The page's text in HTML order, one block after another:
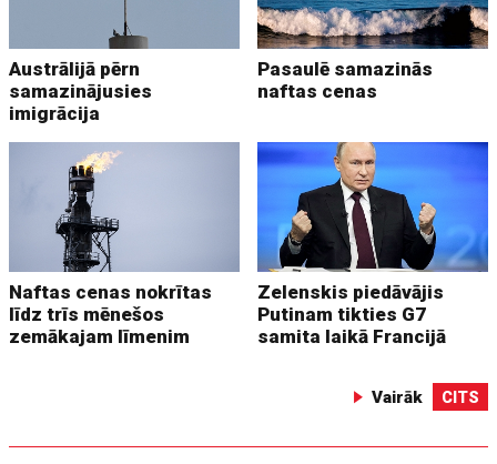
Austrālijā pērn
samazinājusies
imigrācija
Pasaulē samazinās
naftas cenas
Naftas cenas nokrītas
līdz trīs mēnešos
zemākajam līmenim
Zelenskis piedāvājis
Putinam tikties G7
samita laikā Francijā
Vairāk CITS